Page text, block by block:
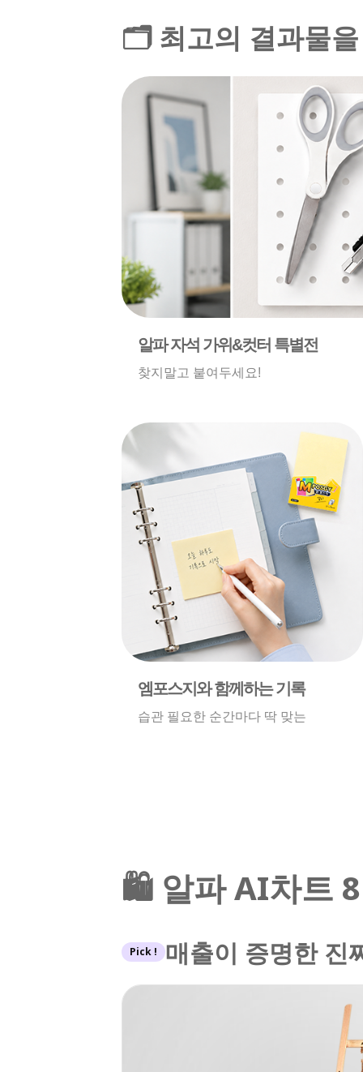
🗂️ 최고의 결과물을
알파 자석 가위&컷터 특별전
찾지말고 붙여두세요!
엠포스지와 함께하는 기록
습관 필요한 순간마다 딱 맞는
🛍️ 알파 AI차트
Pick ! 매출이 증명한 진